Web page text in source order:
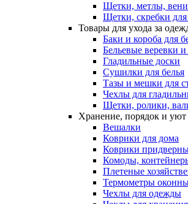
Щетки, метлы,
Щетки, скребки
Товары для ухода за
Баки и короба для
Бельевые веревки
Гладильные доски
Сушилки для белья
Тазы и мешки для
Чехлы для
Щетки, ролики,
Хранение, порядок и уют
Вешалки
Коврики для дома
Коврики
Комоды,
Плетеные
Термометры
Чехлы для одежды